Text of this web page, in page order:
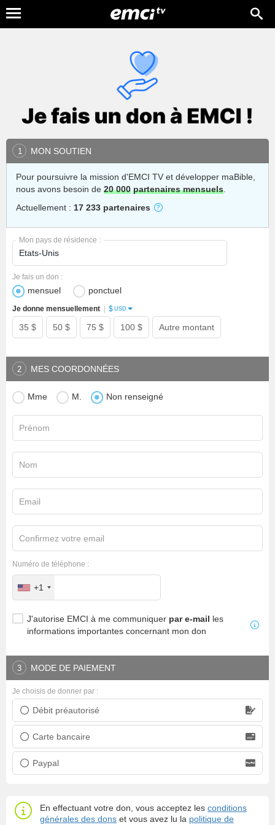
1 MON SOUTIEN
Pour poursuivre la mission d'EMCI TV et développer maBible,
nous avons besoin de 20 000 partenaires mensuels.
Actuellement : 17 233 partenaires
Mon pays de résidence :
mensuel ponctuel
Je fais un don :
35 $ 50 $ 75 $ 100 $ Autre montant
Je donne mensuellement $ USD
2 MES COORDONNÉES
Mme M. Non renseigné
Prénom
Nom
Email
Confirmez votre email
Numéro de téléphone :
+1
J'autorise EMCI à me communiquer par e-mail les
informations importantes concernant mon don
3 MODE DE PAIEMENT
Débit préautorisé
Prélèvement bancaire
Carte bancaire
Carte bancaire
Paypal
Paypal
Je choisis de donner par :
En effectuant votre don, vous acceptez les conditions
générales des dons et vous avez lu la politique de